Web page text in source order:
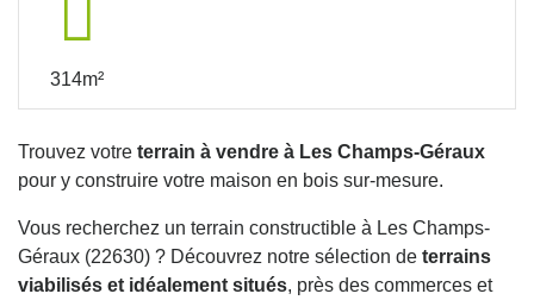
314m²
Trouvez votre terrain à vendre à Les Champs-Géraux
pour y construire votre maison en bois sur-mesure.
Vous recherchez un terrain constructible à Les Champs-
Géraux (22630) ? Découvrez notre sélection de terrains
viabilisés et idéalement situés, près des commerces et